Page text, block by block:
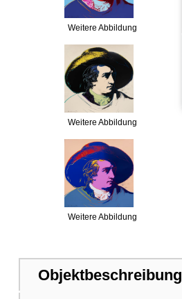
Weitere Abbildung
Weitere Abbildung
Weitere Abbildung
Objektbeschreibung